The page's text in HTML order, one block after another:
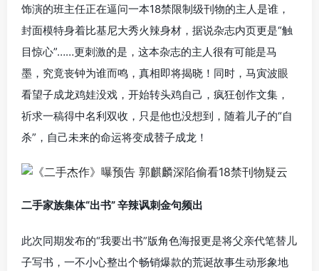
饰演的班主任正在逼问一本18禁限制级刊物的主人是谁，
封面模特身着比基尼大秀火辣身材，据说杂志内页更是“触
目惊心”……更刺激的是，这本杂志的主人很有可能是马
墨，究竟丧钟为谁而鸣，真相即将揭晓！同时，马寅波眼
看望子成龙鸡娃没戏，开始转头鸡自己，疯狂创作文集，
祈求一稿得中名利双收，只是他也没想到，随着儿子的“自
杀”，自己未来的命运将变成替子成龙！
二手家族集体“出书” 辛辣讽刺金句频出
此次同期发布的“我要出书”版角色海报更是将父亲代笔替儿
子写书，一不小心整出个畅销爆款的荒诞故事生动形象地